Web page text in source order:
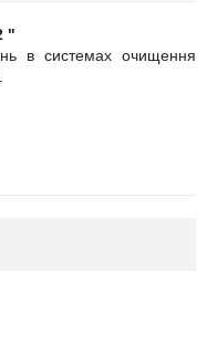
"
в системах очищення